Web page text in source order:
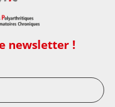
newsletter !